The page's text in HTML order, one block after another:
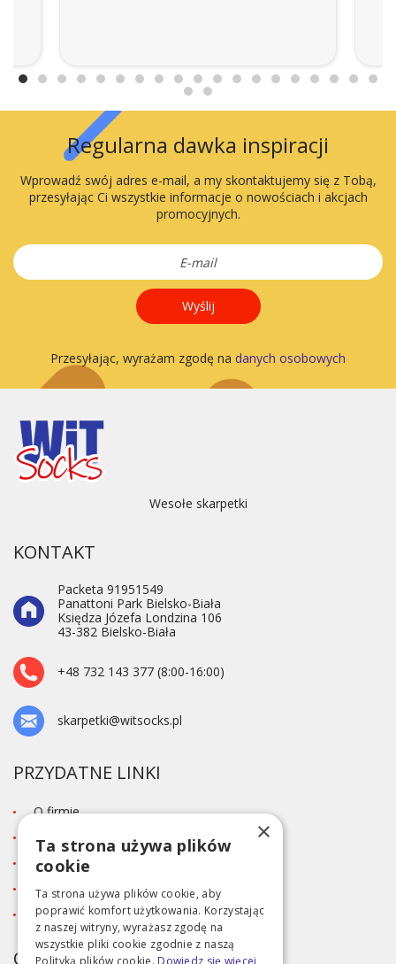
Regularna dawka inspiracji
Wprowadź swój adres e-mail, a my skontaktujemy się z Tobą,
przesyłając Ci wszystkie informacje o nowościach i akcjach
promocyjnych.
Wyślij
Przesyłając, wyrażam zgodę na danych osobowych
Wesołe skarpetki
KONTAKT
Packeta 91951549
Panattoni Park Bielsko-Biała
Księdza Józefa Londzina 106
43-382 Bielsko-Biała
+48 732 143 377 (8:00-16:00)
skarpetki@witsocks.pl
PRZYDATNE LINKI
O firmie
Blog
Kontakt
Tabela rozmiarów
Polityka prywatności RODO
OBSŁUGA KLIENTA
×
Ta strona używa plików
cookie
Ta strona używa plików cookie, aby
poprawić komfort użytkowania. Korzystając
z naszej witryny, wyrażasz zgodę na
wszystkie pliki cookie zgodnie z naszą
Polityką plików cookie. Dowiedz się więcej